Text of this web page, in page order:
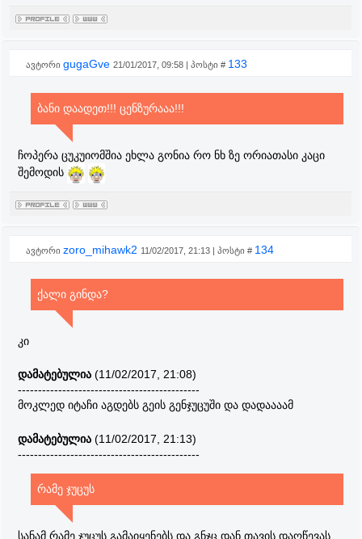
ავტორი gugaGve 21/01/2017, 09:58 | პოსტი # 133
ბანი დაადეთ!!! ცენზურააა!!!
ჩოპერა ცუკუიომშია ეხლა გონია რო ნხ ზე ორიათასი კაცი
შემოდის
ავტორი zoro_mihawk2 11/02/2017, 21:13 | პოსტი # 134
ქალი გინდა?
კი
დამატებულია (11/02/2017, 21:08)
---------------------------------------------
მოკლედ იტაჩი აგდებს გეის გენჯუცუში და დადაააამ
დამატებულია (11/02/2017, 21:13)
---------------------------------------------
რამე ჯუცუს
სანამ რამე ჯუცუს გამაიყენებს და გნჯც დან თავის დაღწევას